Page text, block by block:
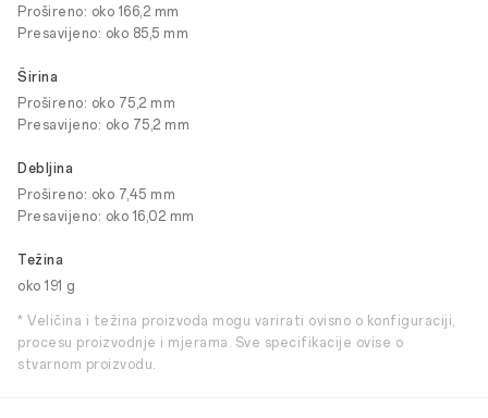
Prošireno: oko 166,2 mm
Presavijeno: oko 85,5 mm
Širina
Prošireno: oko 75,2 mm
Presavijeno: oko 75,2 mm
Debljina
Prošireno: oko 7,45 mm
Presavijeno: oko 16,02 mm
Težina
oko 191 g
* Veličina i težina proizvoda mogu varirati ovisno o konfiguraciji,
procesu proizvodnje i mjerama. Sve specifikacije ovise o
stvarnom proizvodu.